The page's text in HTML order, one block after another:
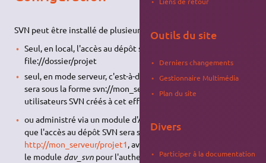
SVN peut être installé de plusieurs façons :
Seul, en local, l'accès au dépôt se faisant par
file://dossier/projet
seul, en mode serveur, c'est-à-dire que l'accès au dépôt SVN
sera sous la forme svn://mon_serveur/projet1 , avec des
utilisateurs SVN créés à cet effet;
ou administré via un module d'Apache (
que l'accès au dépôt SVN sera sous la forme
http://mon_serveur/projet1, avec des utilisateurs créés pour
le module dav_svnpour l'authentification.
Outils du site
Derniers changements
Gestionnaire Multimédia
Plan du site
Divers
Participer à la documentation